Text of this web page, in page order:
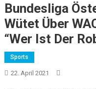
Bundesliga
Wütet Über
“Wer Ist Der
Sports
22. April 2021